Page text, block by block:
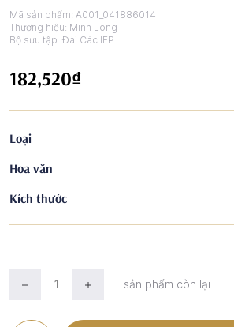
Mã sản phẩm: A001_041886014
Thương hiệu: Minh Long
Bộ sưu tập: Đài Các IFP
182,520₫
Loại
Hoa văn
Kích thước
sản phẩm còn lại